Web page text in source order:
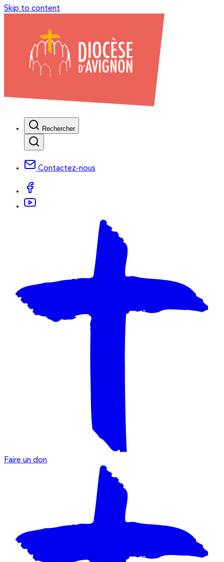
Skip to content
Rechercher
Contactez-nous
Faire un don